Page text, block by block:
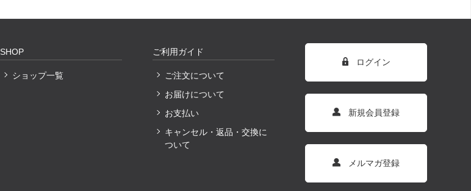
SHOP
ショップ一覧
ご利用ガイド
ご注文について
お届けについて
お支払い
キャンセル・返品・交換に
ついて
ログイン
新規会員登録
メルマガ登録